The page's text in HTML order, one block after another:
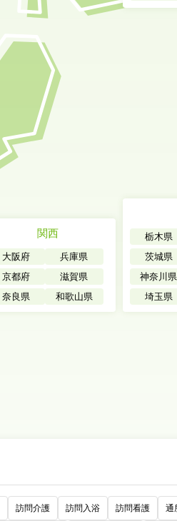
栃木県
茨城県
神奈川県
埼玉県
関西
大阪府
兵庫県
京都府
滋賀県
奈良県
和歌山県
訪問介護 訪問入浴 訪問看護 通